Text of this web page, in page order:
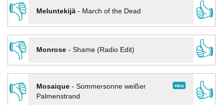
👎
Meluntekijä- March of the Dead
👍
👎
Monrose- Shame (Radio Edit)
👍
👎
neu
Mosaique- Sommersonne weißer
Palmenstrand
👍